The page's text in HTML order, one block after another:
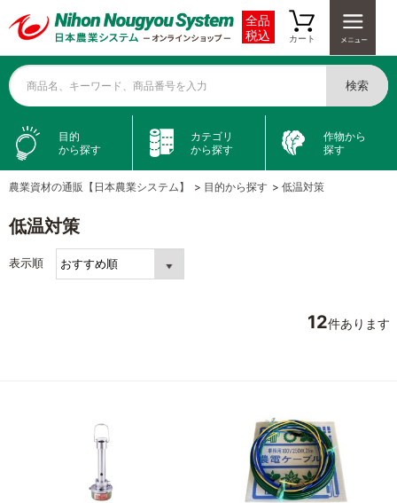
全品
税込
カート
商品名、キーワード、商品番号を入力 検索
目的
から探す
カテゴリ
から探す
作物から
探す
農業資材の通販【日本農業システム】 > 目的から探す > 低温対策
低温対策
表示順
12件あります